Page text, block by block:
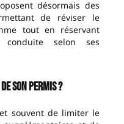
désormais des
de réviser le
tout en réservant
selon ses
son permis ?
souvent de limiter le